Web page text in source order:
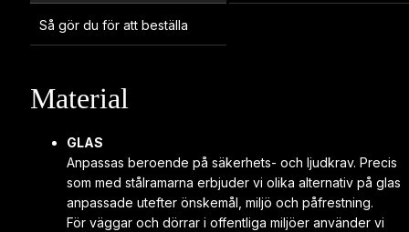
men det gjorde Tobias redan på första mailet.
Därför kändes det självklart att det skulle bli Smidesrum.
prisförslag redan från början.
kunde till och med tänka sig mäta de områden vi
diskuterade om med den säljaren vi köpte lägenheten av
då vi inte hade fått tillträde en.
Monteringen gick jättesmidigt! Erbjöd mig hjälpa till att bära
men de ville sköta allt själva så fixade kaffe och bullar islt
Så gör du för att beställa
Material
GLAS
Anpassas beroende på säkerhets- och ljudkrav. Precis
som med stålramarna erbjuder vi olika alternativ på glas
anpassade utefter önskemål, miljö och påfrestning.
För väggar och dörrar i offentliga miljöer använder vi